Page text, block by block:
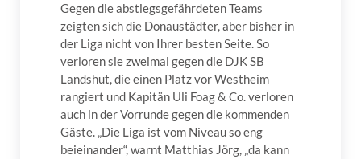
Gegen die abstiegsgefährdeten Teams
zeigten sich die Donaustädter, aber bisher in
der Liga nicht von Ihrer besten Seite. So
verloren sie zweimal gegen die DJK SB
Landshut, die einen Platz vor Westheim
rangiert und Kapitän Uli Foag & Co. verloren
auch in der Vorrunde gegen die kommenden
Gäste. „Die Liga ist vom Niveau so eng
beieinander“, warnt Matthias Jörg, „da kann